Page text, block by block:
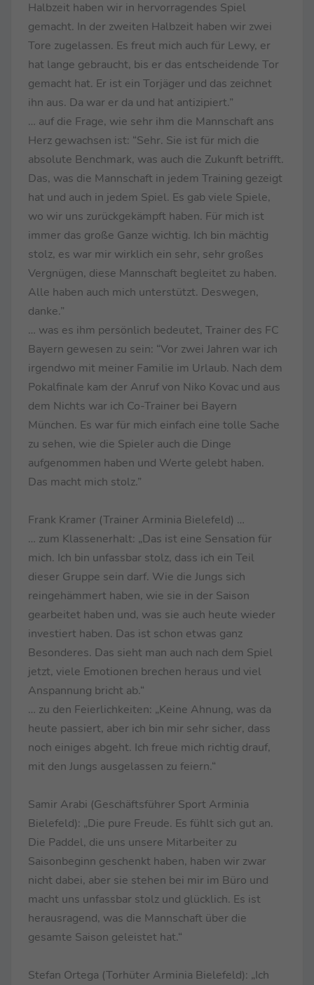
Halbzeit haben wir in hervorragendes Spiel
gemacht. In der zweiten Halbzeit haben wir zwei
Tore zugelassen. Es freut mich auch für Lewy, er
hat lange gebraucht, bis er das entscheidende Tor
gemacht hat. Er ist ein Torjäger und das zeichnet
ihn aus. Da war er da und hat antizipiert.”
… auf die Frage, wie sehr ihm die Mannschaft ans
Herz gewachsen ist: “Sehr. Sie ist für mich die
absolute Benchmark, was auch die Zukunft betrifft.
Das, was die Mannschaft in jedem Training gezeigt
hat und auch in jedem Spiel. Es gab viele Spiele,
wo wir uns zurückgekämpft haben. Für mich ist
immer das große Ganze wichtig. Ich bin mächtig
stolz, es war mir wirklich ein sehr, sehr großes
Vergnügen, diese Mannschaft begleitet zu haben.
Alle haben auch mich unterstützt. Deswegen,
danke.”
… was es ihm persönlich bedeutet, Trainer des FC
Bayern gewesen zu sein: “Vor zwei Jahren war ich
irgendwo mit meiner Familie im Urlaub. Nach dem
Pokalfinale kam der Anruf von Niko Kovac und aus
dem Nichts war ich Co-Trainer bei Bayern
München. Es war für mich einfach eine tolle Sache
zu sehen, wie die Spieler auch die Dinge
aufgenommen haben und Werte gelebt haben.
Das macht mich stolz.”
Frank Kramer (Trainer Arminia Bielefeld) …
… zum Klassenerhalt: „Das ist eine Sensation für
mich. Ich bin unfassbar stolz, dass ich ein Teil
dieser Gruppe sein darf. Wie die Jungs sich
reingehämmert haben, wie sie in der Saison
gearbeitet haben und, was sie auch heute wieder
investiert haben. Das ist schon etwas ganz
Besonderes. Das sieht man auch nach dem Spiel
jetzt, viele Emotionen brechen heraus und viel
Anspannung bricht ab.“
… zu den Feierlichkeiten: „Keine Ahnung, was da
heute passiert, aber ich bin mir sehr sicher, dass
noch einiges abgeht. Ich freue mich richtig drauf,
mit den Jungs ausgelassen zu feiern.“
Samir Arabi (Geschäftsführer Sport Arminia
Bielefeld): „Die pure Freude. Es fühlt sich gut an.
Die Paddel, die uns unsere Mitarbeiter zu
Saisonbeginn geschenkt haben, haben wir zwar
nicht dabei, aber sie stehen bei mir im Büro und
macht uns unfassbar stolz und glücklich. Es ist
herausragend, was die Mannschaft über die
gesamte Saison geleistet hat.“
Stefan Ortega (Torhüter Arminia Bielefeld): „Ich